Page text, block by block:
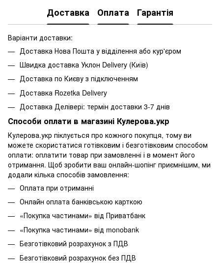
Доставка Оплата Гарантія
Варіанти доставки:
Доставка Нова Пошта у відділення або кур'єром
Швидка доставка Уклон Delivery (Київ)
Доставка по Києву з підключенням
Доставка Rozetka Delivery
Доставка Делівері: термін доставки 3-7 днів
Способи оплати в магазині Кулерова.укр
Кулерова.укр піклується про кожного покупця, тому ви
можете скористатися готівковим і безготівковим способом
оплати: оплатити товар при замовленні і в момент його
отримання. Щоб зробити ваш онлайн-шопінг приємнішим, ми
додали кілька способів замовлення:
Оплата при отриманні
Онлайн оплата банківською карткою
«Покупка частинами» від Приватбанк
«Покупка частинами» від monobank
Безготівковий розрахунок з ПДВ
Безготівковий розрахунок без ПДВ